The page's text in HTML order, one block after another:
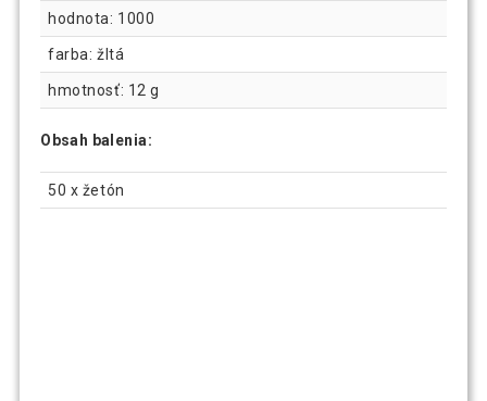
hodnota: 1000
farba: žltá
hmotnosť: 12 g
Obsah balenia:
50 x žetón